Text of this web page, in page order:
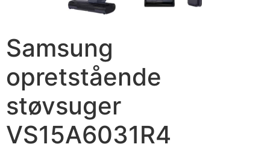
Samsung
opretstående
støvsuger
VS15A6031R4